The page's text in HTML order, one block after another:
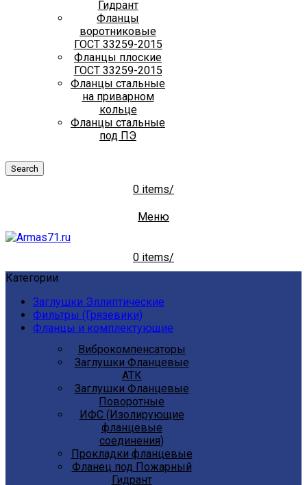
Гидрант
Фланцы
воротниковые
ГОСТ 33259-2015
Фланцы плоские
ГОСТ 33259-2015
Фланцы стальные
на приварном
кольце
Фланцы стальные
под ПЭ
Search
0 items/
Меню
0 items/
Категории
Заглушки Эллиптические
Фильтры (Грязевики)
Фланцы и комплектующие
Виброкомпенсаторы
Заглушки Фланцевые
АТК
Заглушки Фланцевые
Поворотные
ИФС (Изолирующие
фланцевые
соединения)
Прокладки фланцевые
Фланец под Пожарный
Гидрант